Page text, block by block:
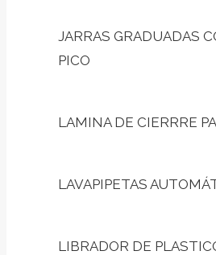
JARRAS GRADUADAS
PICO
LAMINA DE CIERRRE
LAVAPIPETAS
LIBRADOR DE